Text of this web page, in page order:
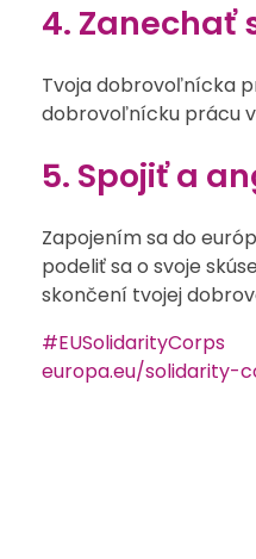
4. Zanechať
Tvoja dobrovoľnícka
dobrovoľnícku prácu
5. Spojiť a
Zapojením sa do
podeliť sa o svoje
skončení tvojej
#EUSolidarityCorps
europa.eu/solidarity-